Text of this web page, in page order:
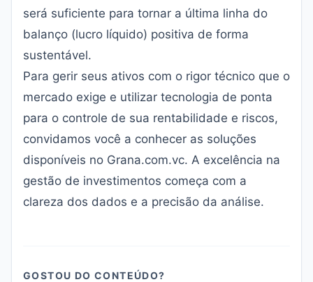
será suficiente para tornar a última linha do
balanço (lucro líquido) positiva de forma
sustentável.
Para gerir seus ativos com o rigor técnico que o
mercado exige e utilizar tecnologia de ponta
para o controle de sua rentabilidade e riscos,
convidamos você a conhecer as soluções
disponíveis no Grana.com.vc. A excelência na
gestão de investimentos começa com a
clareza dos dados e a precisão da análise.
GOSTOU DO CONTEÚDO?